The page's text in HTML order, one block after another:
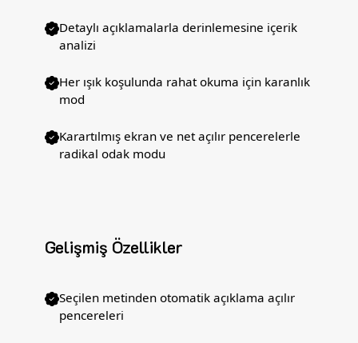
Detaylı açıklamalarla derinlemesine içerik
analizi
Her ışık koşulunda rahat okuma için karanlık
mod
Karartılmış ekran ve net açılır pencerelerle
radikal odak modu
Gelişmiş Özellikler
Seçilen metinden otomatik açıklama açılır
pencereleri